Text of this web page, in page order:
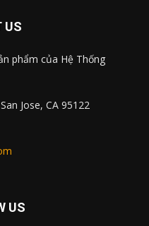
US
phẩm của Hệ Thống
Jose, CA 95122
US